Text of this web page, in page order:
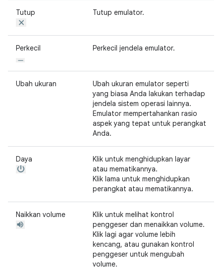
Tutup Tutup emulator.
Perkecil Perkecil jendela emulator.
Ubah ukuran
Ubah ukuran emulator seperti
yang biasa Anda lakukan terhadap
jendela sistem operasi lainnya.
Emulator mempertahankan rasio
aspek yang tepat untuk perangkat
Anda.
Daya
Klik untuk menghidupkan layar
atau mematikannya.
Klik lama untuk menghidupkan
perangkat atau mematikannya.
Naikkan volume
Klik untuk melihat kontrol
penggeser dan menaikkan volume.
Klik lagi agar volume lebih
kencang, atau gunakan kontrol
penggeser untuk mengubah
volume.